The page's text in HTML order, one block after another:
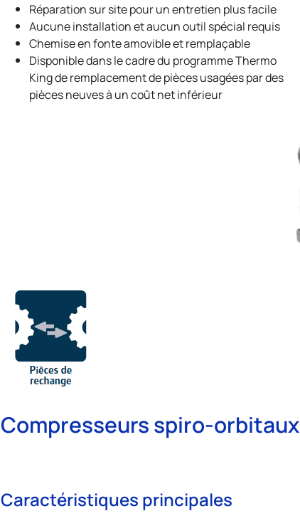
Réparation sur site pour un entretien plus facile
Aucune installation et aucun outil spécial requis
Chemise en fonte amovible et remplaçable
Disponible dans le cadre du programmeThermo
Kingde remplacement de pièces usagées par des
pièces neuves à un coût net inférieur
Compresseurs spiro-orbitaux
Caractéristiques principales